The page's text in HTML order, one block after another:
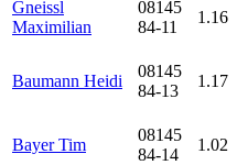
Gneissl
Maximilian
08145
84-11
1.16
Baumann Heidi
08145
84-13
1.17
Bayer Tim
08145
84-14
1.02